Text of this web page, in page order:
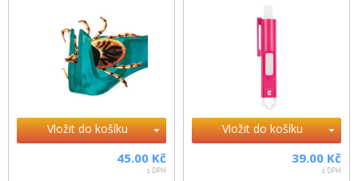
Vložit do košíku
45.00 Kč
s DPH
Vložit do košíku
39.00 Kč
s DPH